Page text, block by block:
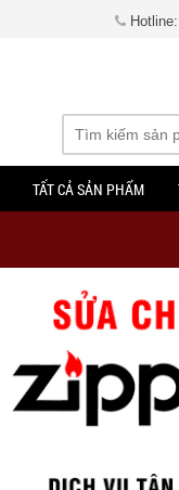
Hotline:
TẤT CẢ SẢN PHẨM